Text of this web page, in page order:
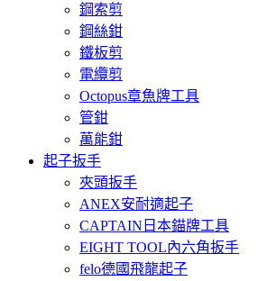
鋼索剪
鋼絲鉗
鐵板剪
電纜剪
Octopus章魚牌工具
管鉗
萬能鉗
起子扳手
夾頭扳手
ANEX安耐適起子
CAPTAIN日本錨牌工具
EIGHT TOOL內六角扳手
felo德國飛龍起子